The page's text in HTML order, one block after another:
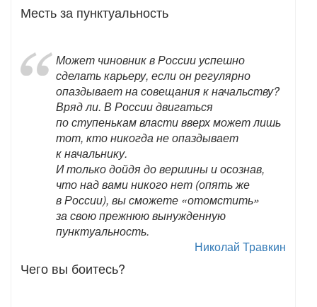
Месть за пунктуальность
Может чиновник в России успешно
сделать карьеру, если он регулярно
опаздывает на совещания к начальству?
Вряд ли. В России двигаться
по ступенькам власти вверх может лишь
тот, кто никогда не опаздывает
к начальнику.
И только дойдя до вершины и осознав,
что над вами никого нет (опять же
в России), вы сможете «отомстить»
за свою прежнюю вынужденную
пунктуальность.
Николай Травкин
Чего вы боитесь?